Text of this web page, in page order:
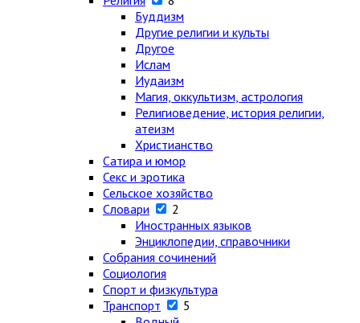
Буддизм
Другие религии и культы
Другое
Ислам
Иудаизм
Магия, оккультизм, астрология
Религиоведение, история религии,
атеизм
Христианство
Сатира и юмор
Секс и эротика
Сельское хозяйство
Словари
2
Иностранных языков
Энциклопедии, справочники
Собрания сочинений
Социология
Спорт и физкультура
Транспорт
5